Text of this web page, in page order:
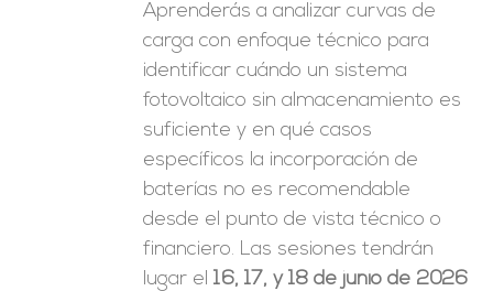
Aprenderás a analizar curvas de
carga con enfoque técnico para
identificar cuándo un sistema
fotovoltaico sin almacenamiento es
suficiente y en qué casos
específicos la incorporación de
baterías no es recomendable
desde el punto de vista técnico o
financiero. Las sesiones tendrán
lugar el16, 17, y 18 de junio de 2026